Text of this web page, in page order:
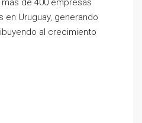
de 400 empresas
en Uruguay, generando
al crecimiento